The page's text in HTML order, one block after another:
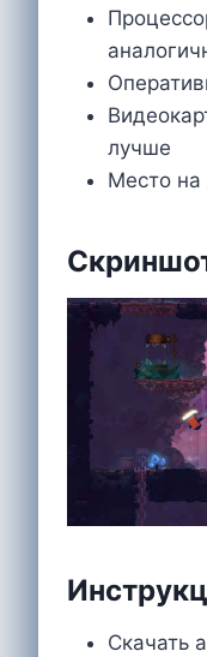
лучше
Место на
Скачать